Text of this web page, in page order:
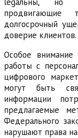
продвигающие
долгосрочный
доверие клиентов.
Особое внимание
работы с
цифрового
могут быть
информации
предлагаемые
Федерального
нарушают права